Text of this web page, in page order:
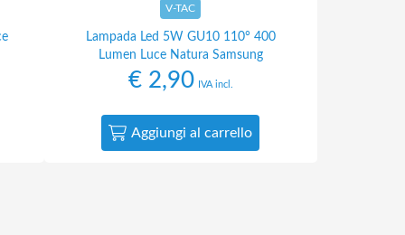
V-TAC
Lampada Led 5W GU10 110° 400
Lumen Luce Natura Samsung
€2,90 IVA incl.
Aggiungi al carrello